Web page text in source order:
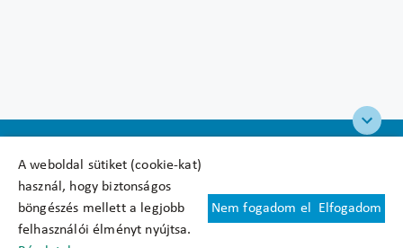
A weboldal sütiket (cookie-kat)
használ, hogy biztonságos
böngészés mellett a legjobb
felhasználói élményt nyújtsa.
Nem fogadom el Elfogadom
Felhasználási feltételek